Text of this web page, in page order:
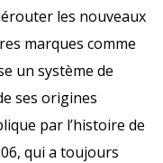
les nouveaux
marques comme
un système de
ses origines
par l’histoire de
qui a toujours